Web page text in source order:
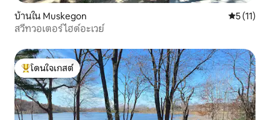
บ้านใน Muskegon คะแนนเฉ
5 (11)
สวีทวอเตอร์ไฮด์อะเวย์
โดนใจเกสต์ที่สุด
โดนใจเกสต์